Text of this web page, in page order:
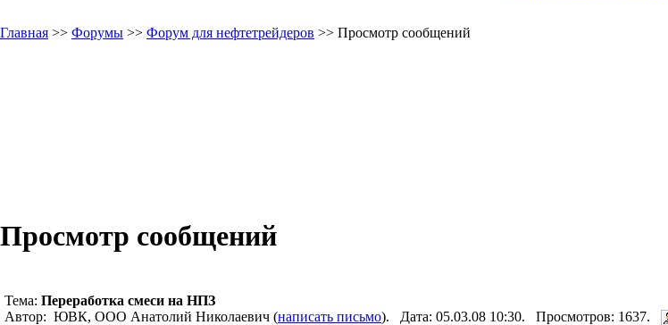
Главная >> Форумы >> Форум для нефтетрейдеров >> Просмотр сообщений
Просмотр сообщений
Тема: Переработка смеси на НПЗ
Автор: ЮВК, ООО Анатолий Николаевич (написать письмо). Дата: 05.03.08 10:30. Просмотров: 1637.